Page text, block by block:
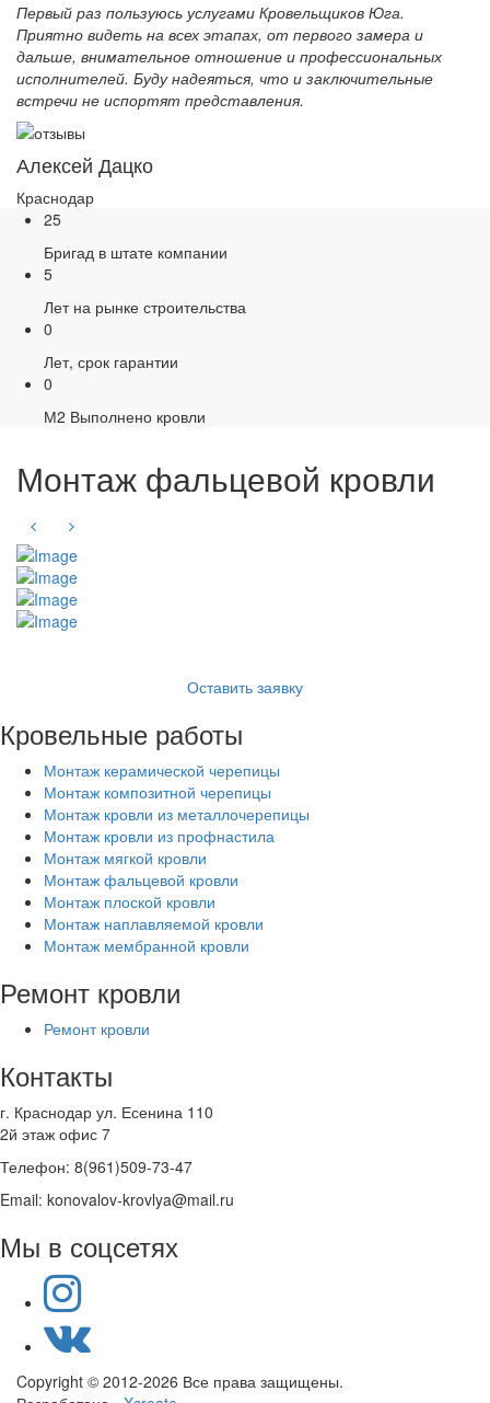
Первый раз пользуюсь услугами Кровельщиков Юга.
Приятно видеть на всех этапах, от первого замера и
дальше, внимательное отношение и профессиональных
исполнителей. Буду надеяться, что и заключительные
встречи не испортят представления.
Алексей Дацко
Краснодар
25
Бригад в штате компании
5
Лет на рынке строительства
0
Лет, срок гарантии
0
М2 Выполнено кровли
Монтаж фальцевой кровли
Оставить заявку
Кровельные работы
Монтаж керамической черепицы
Монтаж композитной черепицы
Монтаж кровли из металлочерепицы
Монтаж кровли из профнастила
Монтаж мягкой кровли
Монтаж фальцевой кровли
Монтаж плоской кровли
Монтаж наплавляемой кровли
Монтаж мембранной кровли
Ремонт кровли
Ремонт кровли
Контакты
г. Краснодар ул. Есенина 110
2й этаж офис 7
Телефон: 8(961)509-73-47
Email: konovalov-krovlya@mail.ru
Мы в соцсетях
Copyright © 2012-2026 Все права защищены.